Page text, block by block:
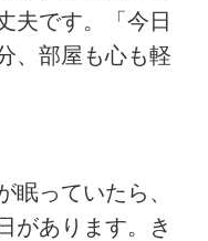
夫です。「今日
、部屋も心も軽
眠っていたら、
があります。き